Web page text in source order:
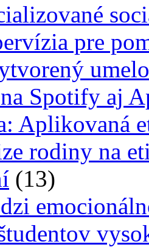
pre
Spotify aj
Aplikovaná
rodiny na
(13)